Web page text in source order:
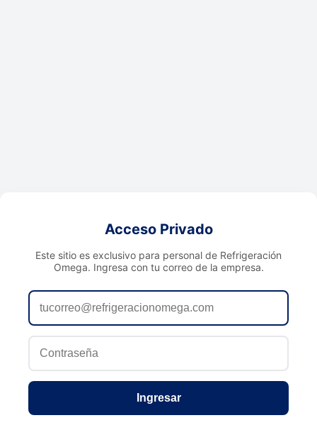
Acceso Privado
Este sitio es exclusivo para personal de Refrigeración
Omega. Ingresa con tu correo de la empresa.
Ingresar